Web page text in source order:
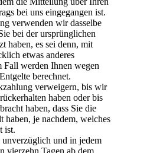
bei uns eingegangen ist.
verwenden wir dasselbe
bei der ursprünglichen
haben, es sei denn, mit
etwas anderes
Fall werden Ihnen wegen
berechnet.
verweigern, bis wir
haben oder bis
haben, dass Sie die
haben, je nachdem, welches
ist.
unverzüglich und in jedem
vierzehn Tagen ab dem